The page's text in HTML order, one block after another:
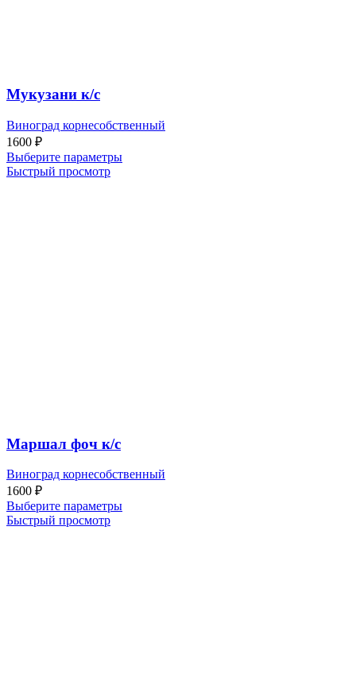
Мукузани к/с
Виноград корнесобственный
1600 ₽
Выберите параметры
Быстрый просмотр
Маршал фоч к/с
Виноград корнесобственный
1600 ₽
Выберите параметры
Быстрый просмотр